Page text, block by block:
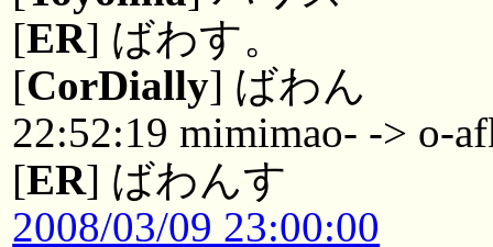
[ER] ばわす。
[CorDially] ばわん
22:52:19 mimimao- -> o-
[ER] ばわんす
2008/03/09 23:00:00